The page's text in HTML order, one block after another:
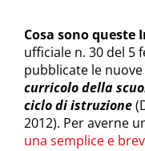
Cosa sono queste
ufficiale n. 30 del 5
pubblicate le nuove
curricolo della
ciclo di istruzione
2012). Per averne
una semplice e